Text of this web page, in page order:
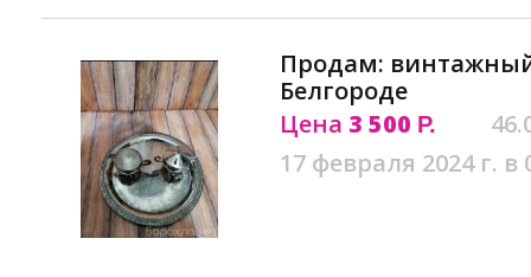
Продам:
Белгороде
Цена 3 500 Р.
17 февраля 2024 г. в